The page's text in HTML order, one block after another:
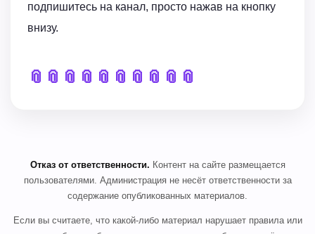
подпишитесь на канал, просто нажав на кнопку
внизу.
📎 📎 📎 📎 📎 📎 📎 📎 📎 📎
Отказ от ответственности. Контент на сайте размещается
пользователями. Администрация не несёт ответственности за
содержание опубликованных материалов.
Если вы считаете, что какой-либо материал нарушает правила или